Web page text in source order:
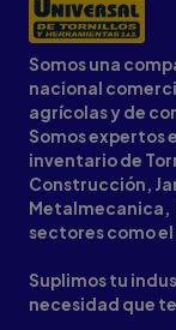
Somos una
nacional
agrícolas y de
Somos expertos
inventario de
Construcción,
Metalmecanica,
sectores como
Suplimos tu
necesidad que